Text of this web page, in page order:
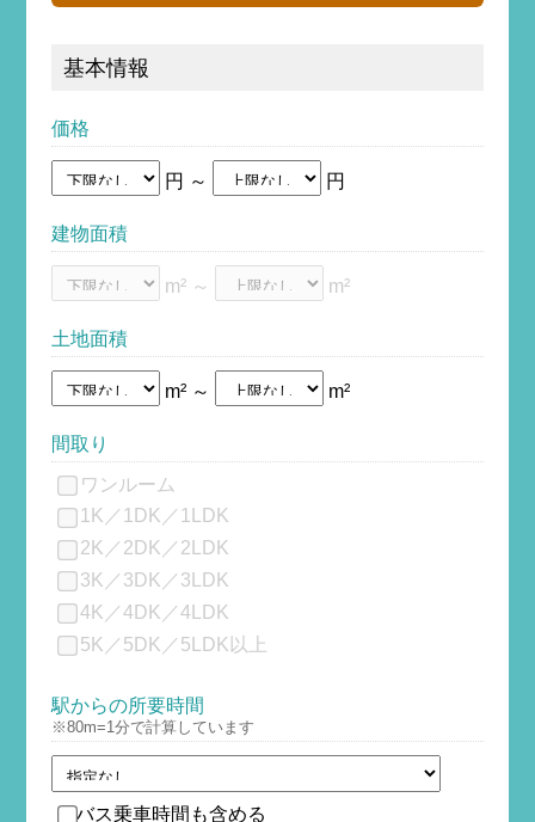
基本情報
価格
円 ～ 円
建物面積
m² ～ m²
土地面積
m² ～ m²
間取り
ワンルーム
1K／1DK／1LDK
2K／2DK／2LDK
3K／3DK／3LDK
4K／4DK／4LDK
5K／5DK／5LDK以上
駅からの所要時間
※80m=1分で計算しています
バス乗車時間も含める